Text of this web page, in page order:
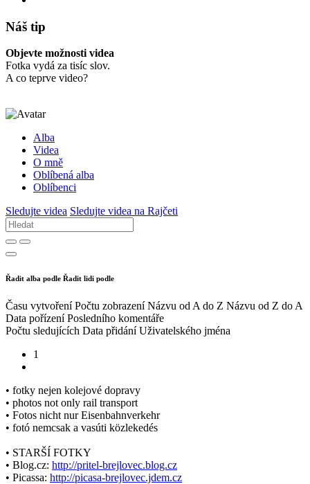
Náš tip
Objevte možnosti videa
Fotka vydá za tisíc slov.
A co teprve video?
Alba
Videa
O mně
Oblíbená alba
Oblíbenci
Sledujte videa Sledujte videa na Rajčeti
Řadit alba podle Řadit lidi podle
Času vytvoření Počtu zobrazení Názvu od A do Z Názvu od Z do A
Data pořízení Posledního komentáře
Počtu sledujících Data přidání Uživatelského jména
1
• fotky nejen kolejové dopravy
• photos not only rail transport
• Fotos nicht nur Eisenbahnverkehr
• fotó nemcsak a vasúti közlekedés
• STARŠÍ FOTKY
• Blog.cz: http://pritel-brejlovec.blog.cz
• Picassa: http://picasa-brejlovec.jdem.cz